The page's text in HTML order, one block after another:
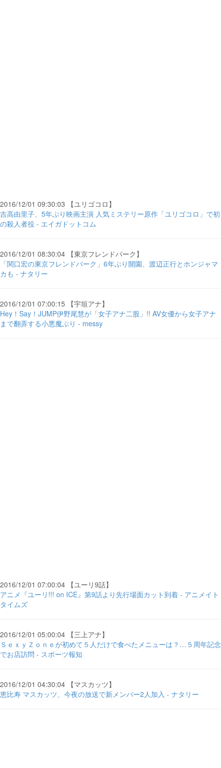
2016/12/01 09:30:03 【ユリゴコロ】
吉高由里子、5年ぶり映画主演 人気ミステリー原作「ユリゴコロ」で初
の殺人者役 - エイガドットコム
2016/12/01 08:30:04 【東京フレンドパーク】
「関口宏の東京フレンドパーク」6年ぶり開園、渡辺正行とホンジャマ
カも - ナタリー
2016/12/01 07:00:15 【宇垣アナ】
Hey！Say！JUMP伊野尾慧が「女子アナ二股」!! AV女優から女子アナ
まで翻弄する小悪魔ぶり - messy
2016/12/01 07:00:04 【ユーリ9話】
アニメ『ユーリ!!! on ICE』第9話より先行場面カット到着 - アニメイト
タイムズ
2016/12/01 05:00:04 【三上アナ】
ＳｅｘｙＺｏｎｅが初めて５人だけで食べたメニューは？…５周年記念
でお店訪問 - スポーツ報知
2016/12/01 04:30:04 【マスカッツ】
恵比寿 マスカッツ、今夜の放送で新メンバー2人加入 - ナタリー